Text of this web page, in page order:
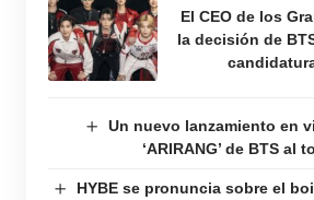
El CEO de los
la decisión de
Un nuevo lanzamiento en
‘ARIRANG’ de BTS al
HYBE se pronuncia sobre el